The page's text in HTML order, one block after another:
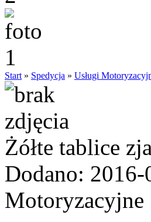
Start » Spedycja » Usługi
Żółte tablice
Dodano: 2016-
Motoryzacyjne